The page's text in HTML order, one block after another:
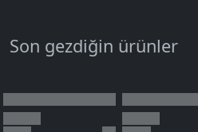
Son gezdiğin ürünler